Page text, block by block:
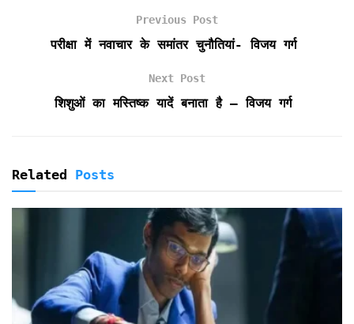
i
e
d
y
Previous Post
परीक्षा में नवाचार के समांतर चुनौतियां- विजय गर्ग
Next Post
शिशुओं का मस्तिष्क यादें बनाता है – विजय गर्ग
Related Posts